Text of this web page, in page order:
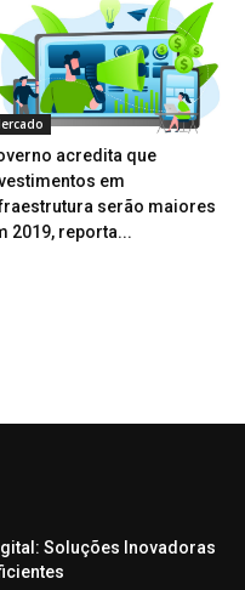
acredita que
em
serão maiores
2019, reporta...
Soluções Inovadoras